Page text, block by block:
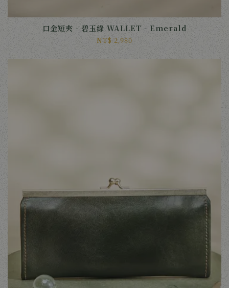
口金短夾 - 碧玉綠 WALLET - Emerald
NT$ 2,980